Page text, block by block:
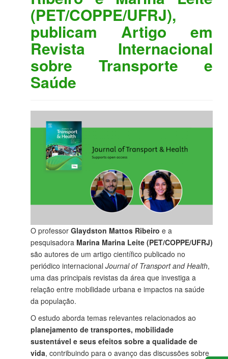
(PET/COPPE/UFRJ),
publicam Artigo em
Revista Internacional
sobre Transporte e
Saúde
O professor Glaydston Mattos Ribeiro e a
pesquisadora Marina Marina Leite (PET/COPPE/UFRJ)
são autores de um artigo científico publicado no
periódico internacional Journal of Transport and Health,
uma das principais revistas da área que investiga a
relação entre mobilidade urbana e impactos na saúde
da população.
O estudo aborda temas relevantes relacionados ao
planejamento de transportes, mobilidade
sustentável e seus efeitos sobre a qualidade de
vida, contribuindo para o avanço das discussões sobre